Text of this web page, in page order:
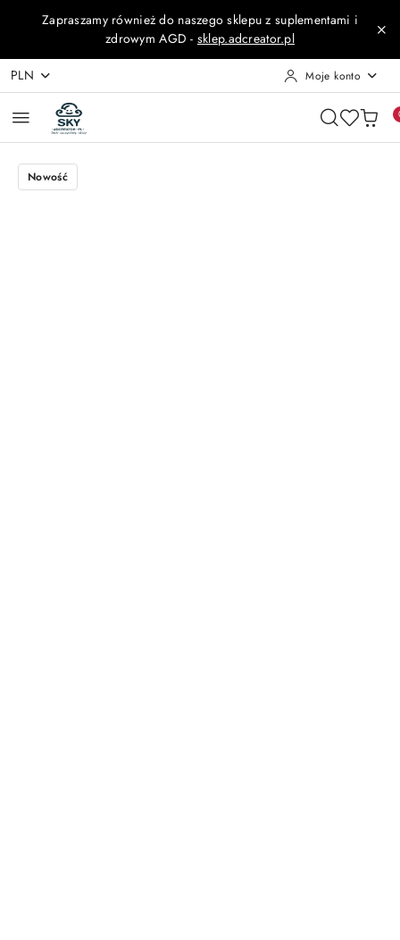
Przejdź do treści głównej
Przejdź do wyszukiwarki
Przejdź do moje konto
Przejdź do menu głównego
Przejdź do opisu produktu
Przejdź do stopki
Zapraszamy również do naszego sklepu z suplementami i
zdrowym AGD - sklep.adcreator.pl
PLN Moje konto
Nowość